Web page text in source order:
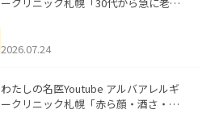
た。
2026.07.24
わたしの名医Youtube アルバアレルギ
ークリニック札幌「赤ら顔・酒さ・ニ